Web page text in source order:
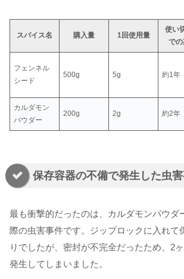
スパイス名 購入量 1回使用量
使い
での
フェンネル
シード
500g 5g 約1年
カルダモン
パウダー
200g 2g 約2年
保存容器の不備で発生した虫
最も衝撃的だったのは、カルダモンパウダ
際の虫害事件です。ジップロックに入れて
りでしたが、密封が不完全だったため、2
発生してしまいました。